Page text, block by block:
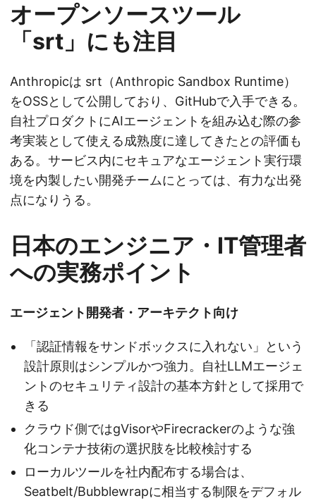
オープンソースツール
「srt」にも注目
Anthropicは srt（Anthropic Sandbox Runtime）
をOSSとして公開しており、GitHubで入手できる。
自社プロダクトにAIエージェントを組み込む際の参
考実装として使える成熟度に達してきたとの評価も
ある。サービス内にセキュアなエージェント実行環
境を内製したい開発チームにとっては、有力な出発
点になりうる。
日本のエンジニア・IT管理者
への実務ポイント
エージェント開発者・アーキテクト向け
「認証情報をサンドボックスに入れない」という
設計原則はシンプルかつ強力。自社LLMエージェ
ントのセキュリティ設計の基本方針として採用で
きる
クラウド側ではgVisorやFirecrackerのような強
化コンテナ技術の選択肢を比較検討する
ローカルツールを社内配布する場合は、
Seatbelt/Bubblewrapに相当する制限をデフォル